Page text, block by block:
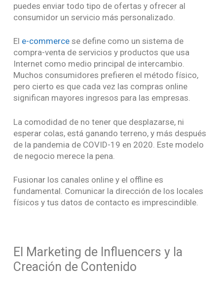
puedes enviar todo tipo de ofertas y ofrecer al
consumidor un servicio más personalizado.
El e-commercese define como un sistema de
compra-venta de servicios y productos que usa
Internet como medio principal de intercambio.
Muchos consumidores prefieren el método físico,
pero cierto es que cada vez las compras online
significan mayores ingresos para las empresas.
La comodidad de no tener que desplazarse, ni
esperar colas, está ganando terreno, y más después
de la pandemia de COVID-19 en 2020. Este modelo
de negocio merece la pena.
Fusionar los canales online y el offline es
fundamental. Comunicar la dirección de los locales
físicos y tus datos de contacto es imprescindible.
El Marketing de Influencers y la
Creación de Contenido